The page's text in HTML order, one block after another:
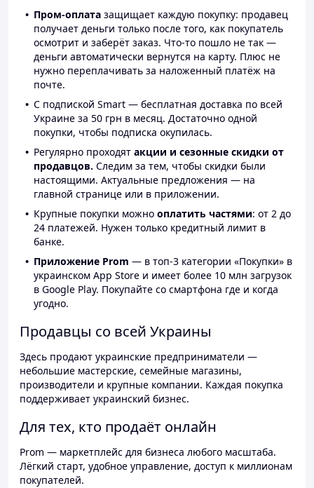
Пром-оплата защищает каждую покупку: продавец
получает деньги только после того, как покупатель
осмотрит и заберёт заказ. Что-то пошло не так —
деньги автоматически вернутся на карту. Плюс не
нужно переплачивать за наложенный платёж на
почте.
С подпиской Smart — бесплатная доставка по всей
Украине за 50 грн в месяц. Достаточно одной
покупки, чтобы подписка окупилась.
Регулярно проходят акции и сезонные скидки от
продавцов. Следим за тем, чтобы скидки были
настоящими. Актуальные предложения — на
главной странице или в приложении.
Крупные покупки можно оплатить частями: от 2 до
24 платежей. Нужен только кредитный лимит в
банке.
Приложение Prom — в топ-3 категории «Покупки» в
украинском App Store и имеет более 10 млн загрузок
в Google Play. Покупайте со смартфона где и когда
угодно.
Продавцы со всей Украины
Здесь продают украинские предприниматели —
небольшие мастерские, семейные магазины,
производители и крупные компании. Каждая покупка
поддерживает украинский бизнес.
Для тех, кто продаёт онлайн
Prom — маркетплейс для бизнеса любого масштаба.
Лёгкий старт, удобное управление, доступ к миллионам
покупателей.